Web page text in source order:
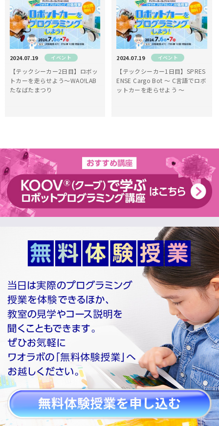
2024.07.19 イベント
【テックシーカー2日目】ロボッ
トカーを走らせよう〜WAO!LAB
たなばたまつり
2024.07.19 イベント
【テックシーカー1日目】SPRES
ENSE Cargo Bot ～ C言語でロボ
ットカーを走らせよう ～